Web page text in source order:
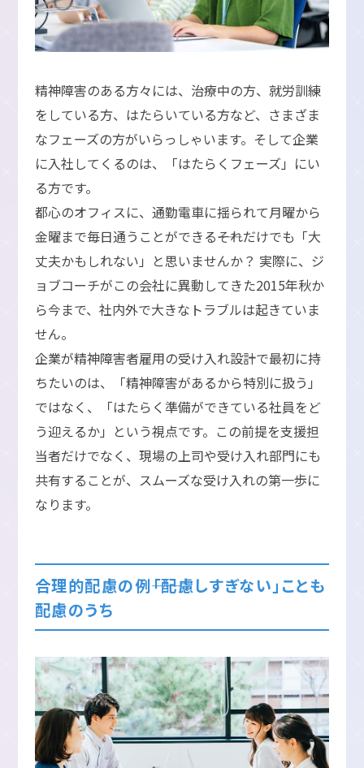
精神障害のある方々には、治療中の方、就労訓練
をしている方、はたらいている方など、さまざま
なフェーズの方がいらっしゃいます。そして企業
に入社してくるのは、「はたらくフェーズ」にい
る方です。
都心のオフィスに、通勤電車に揺られて月曜から
金曜まで毎日通うことができる――それだけでも「大
丈夫かもしれない」と思いませんか？ 実際に、ジ
ョブコーチがこの会社に異動してきた2015年秋か
ら今まで、社内外で大きなトラブルは起きていま
せん。
企業が精神障害者雇用の受け入れ設計で最初に持
ちたいのは、「精神障害があるから特別に扱う」
ではなく、「はたらく準備ができている社員をど
う迎えるか」という視点です。この前提を支援担
当者だけでなく、現場の上司や受け入れ部門にも
共有することが、スムーズな受け入れの第一歩に
なります。
合理的配慮の例――「配慮しすぎない」ことも
配慮のうち